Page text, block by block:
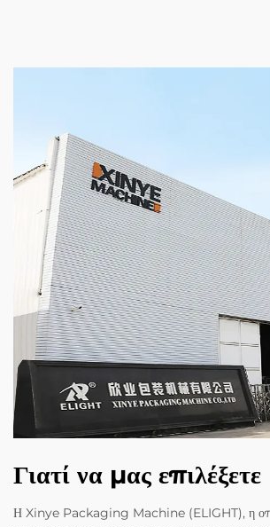
Γιατί να μας επιλέξετε
Η Xinye Packaging Machine (ELIGHT), η